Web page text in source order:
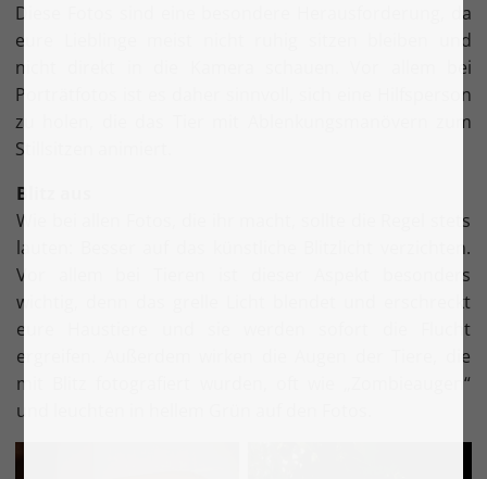
Diese Fotos sind eine besondere Herausforderung, da
eure Lieblinge meist nicht ruhig sitzen bleiben und
nicht direkt in die Kamera schauen. Vor allem bei
Porträtfotos ist es daher sinnvoll, sich eine Hilfsperson
zu holen, die das Tier mit Ablenkungsmanövern zum
Stillsitzen animiert.
Blitz aus
Wie bei allen Fotos, die ihr macht, sollte die Regel stets
lauten: Besser auf das künstliche Blitzlicht verzichten.
Vor allem bei Tieren ist dieser Aspekt besonders
wichtig, denn das grelle Licht blendet und erschreckt
eure Haustiere und sie werden sofort die Flucht
ergreifen. Außerdem wirken die Augen der Tiere, die
mit Blitz fotografiert wurden, oft wie „Zombieaugen“
und leuchten in hellem Grün auf den Fotos.